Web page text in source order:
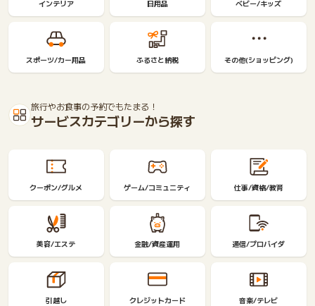
インテリア 日用品 ベビー/キッズ
スポーツ/カー用品 ふるさと納税 その他(ショッピング)
旅行やお食事の予約でもたまる！
サービスカテゴリーから探す
クーポン/グルメ ゲーム/コミュニティ 仕事/資格/教育
美容/エステ 金融/資産運用 通信/プロバイダ
引越し クレジットカード 音楽/テレビ